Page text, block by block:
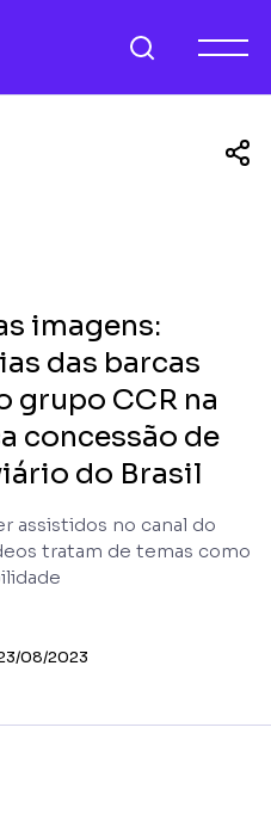
imagens:
das barcas
grupo CCR na
concessão de
do Brasil
assistidos no canal do
tratam de temas como
08/2023